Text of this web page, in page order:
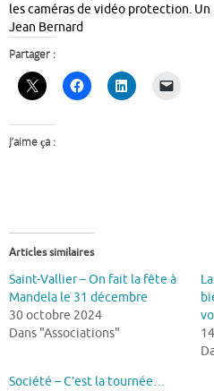
les caméras de vidéo protection. Un
Jean Bernard
Partager :
J’aime ça :
Articles similaires
Saint-Vallier – On fait la fête à
Mandela le 31 décembre
30 octobre 2024
Dans "Associations"
Société – C’est la tournée…